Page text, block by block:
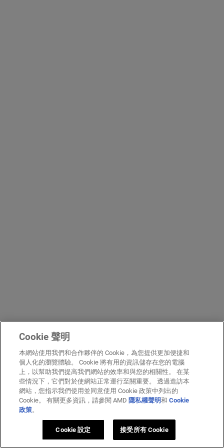
Cookie 聲明
本網站使用我們和合作夥伴的 Cookie，為您提供更加便捷和
個人化的瀏覽體驗。 Cookie 將有用的資訊儲存在您的電腦
上，以幫助我們提高我們網站的效率和與您的相關性。 在某
些情況下，它們對於使網站正常運行至關重要。 透過造訪本
網站，您指示我們使用並同意使用 Cookie 政策中列出的
Cookie。 有關更多資訊，請參閱 AMD 隱私權聲明和Cookie
政策。
Cookie 設定 接受所有 Cookie